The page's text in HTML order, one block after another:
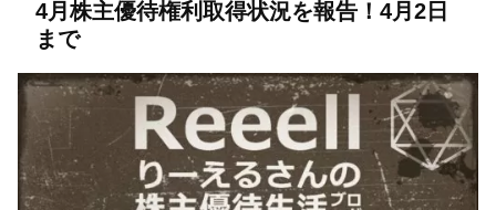
4月株主優待権利取得状況を報告！4月2日
まで